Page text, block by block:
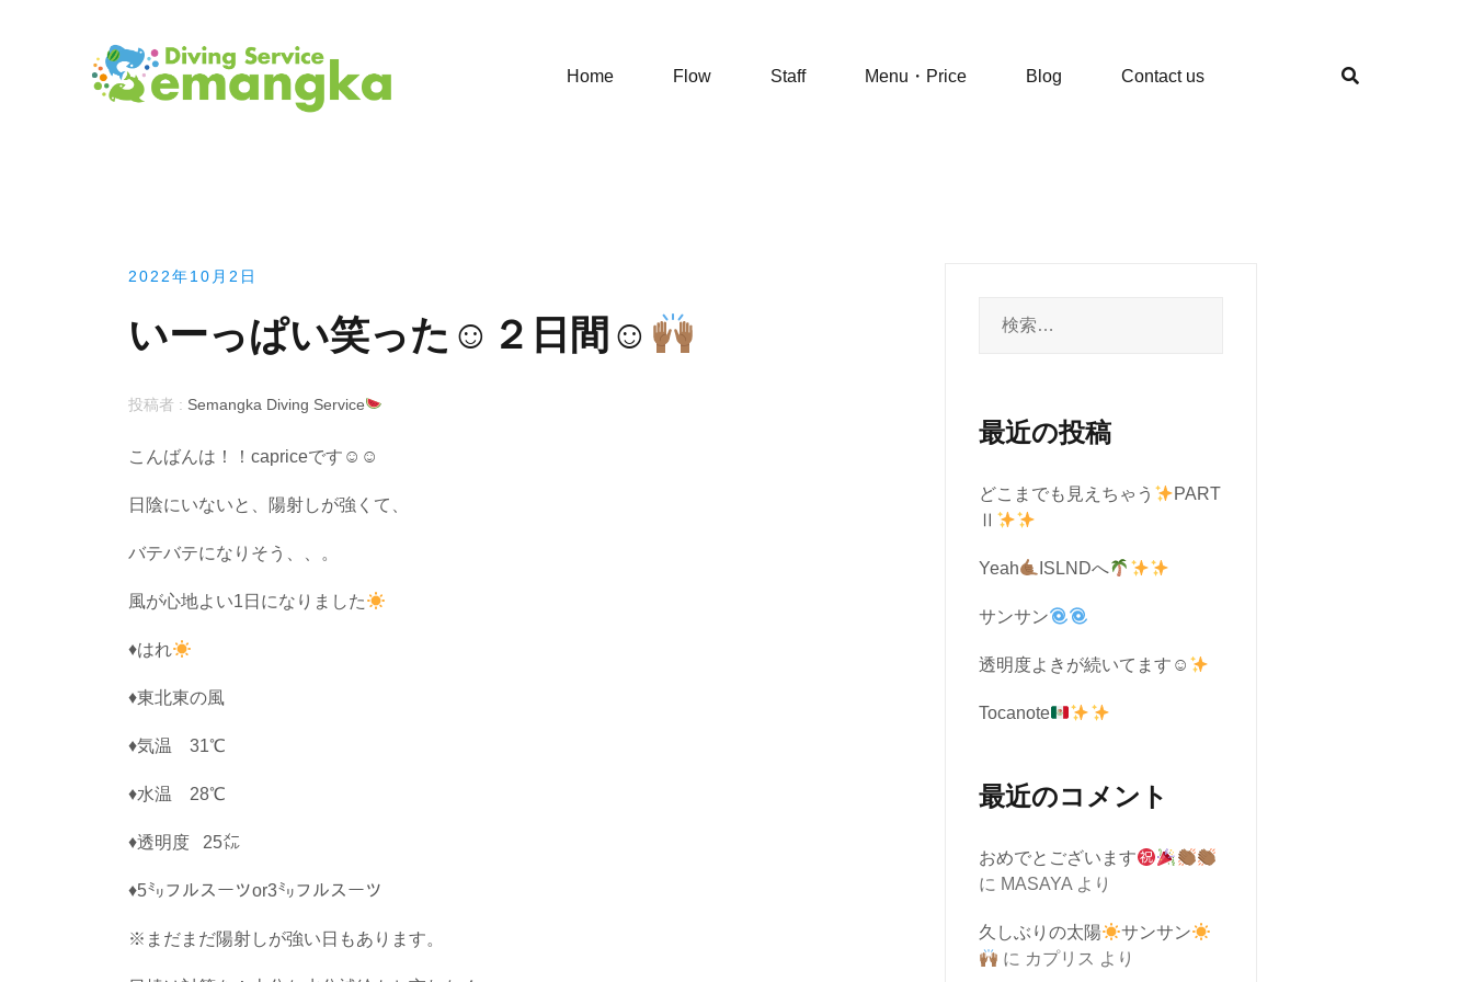
Home Flow Staff Menu・Price Blog Contact us
2022年10月2日
いーっぱい笑った☺︎２日間☺︎
投稿者 : Semangka Diving Service
こんばんは！！capriceです☺︎☺︎
日陰にいないと、陽射しが強くて、
バテバテになりそう、、。
風が心地よい1日になりました
♦はれ
♦東北東の風
♦気温 31℃
♦水温 28℃
♦透明度 25㍍
♦5㍉フルスーツor3㍉フルスーツ
※まだまだ陽射しが強い日もあります。
最近の投稿
どこまでも見えちゃう
PART
Ⅱ
Yeah ISLNDへ
サンサン
透明度よきが続いてます☺︎
Tocanote
最近のコメント
おめでとございます
に MASAYA より
久しぶりの太陽
サンサン
に カプリス より